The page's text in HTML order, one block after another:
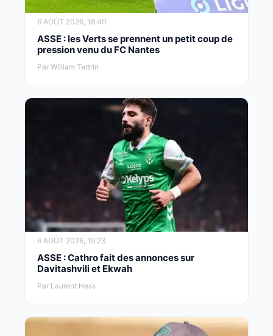
6 AOÛT 2026, 18:40
ASSE : les Verts se prennent un petit coup de
pression venu du FC Nantes
Par William Tertrin
6 AOÛT 2026, 15:23
ASSE : Cathro fait des annonces sur
Davitashvili et Ekwah
Par Laurent Hess